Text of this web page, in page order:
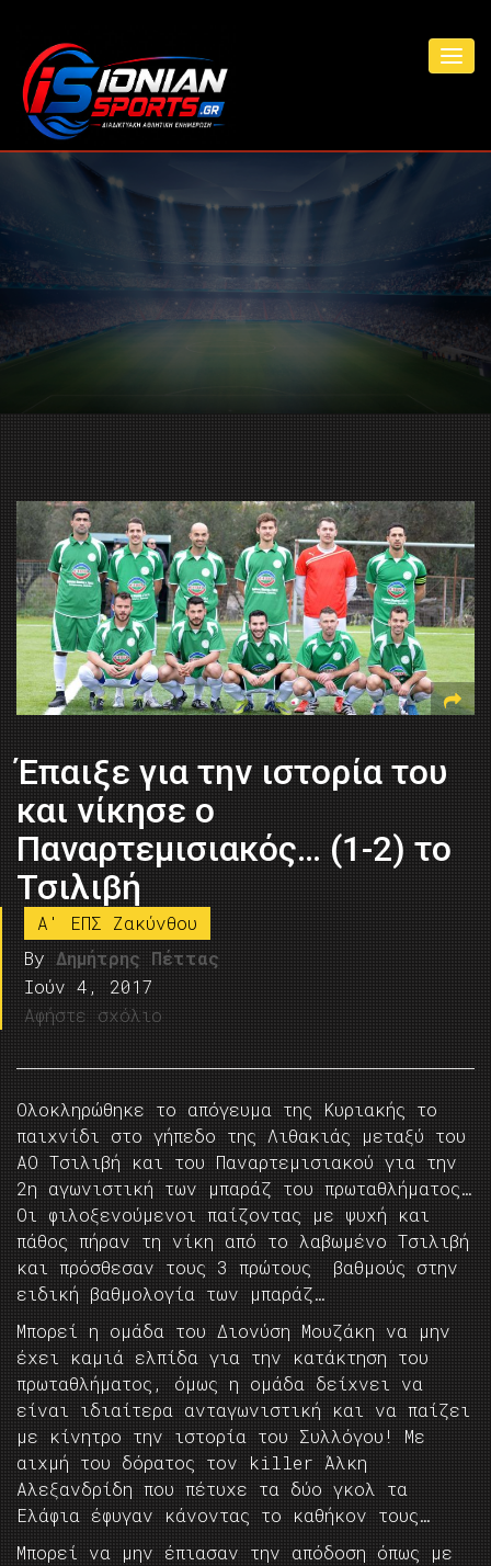
Έπαιξε για την ιστορία του
και νίκησε ο
Παναρτεμισιακός… (1-2) το
Τσιλιβή
A' ΕΠΣ Ζακύνθου
By Δημήτρης Πέττας
Ιούν 4, 2017
Αφήστε σχόλιο
Ολοκληρώθηκε το απόγευμα της Κυριακής το
παιχνίδι στο γήπεδο της Λιθακιάς μεταξύ του
ΑΟ Τσιλιβή και του Παναρτεμισιακού για την
2η αγωνιστική των μπαράζ του πρωταθλήματος…
Οι φιλοξενούμενοι παίζοντας με ψυχή και
πάθος πήραν τη νίκη από το λαβωμένο Τσιλιβή
και πρόσθεσαν τους 3 πρώτους βαθμούς στην
ειδική βαθμολογία των μπαράζ…
Μπορεί η ομάδα του Διονύση Μουζάκη να μην
έχει καμιά ελπίδα για την κατάκτηση του
πρωταθλήματος, όμως η ομάδα δείχνει να
είναι ιδιαίτερα ανταγωνιστική και να παίζει
με κίνητρο την ιστορία του Συλλόγου! Με
αιχμή του δόρατος τον killer Άλκη
Αλεξανδρίδη που πέτυχε τα δύο γκολ τα
Ελάφια έφυγαν κάνοντας το καθήκον τους…
Μπορεί να μην έπιασαν την απόδοση όπως με